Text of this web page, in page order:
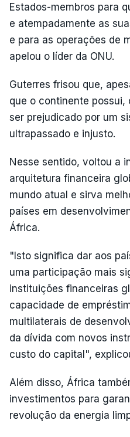
Estados-membros para
e atempadamente as
e para as operações de
apelou o líder da ONU.
Guterres frisou que,
que o continente possui,
ser prejudicado por um
ultrapassado e injusto.
Nesse sentido, voltou a
arquitetura financeira
mundo atual e sirva
países em
África.
"Isto significa dar aos
uma participação mais
instituições financeiras
capacidade de
multilaterais de
da dívida com novos
custo do capital",
Além disso, África
investimentos para
revolução da energia